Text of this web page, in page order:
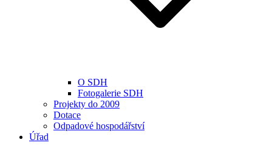
O SDH
Fotogalerie SDH
Projekty do 2009
Dotace
Odpadové hospodářství
Úřad